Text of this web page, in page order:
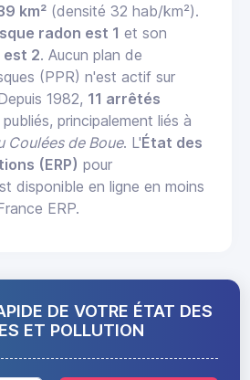
km² (densité 32 hab/km²).
radon est 1 et son
est 2. Aucun plan de
(PPR) n'est actif sur
1982, 11 arrêtés
principalement liés à
Coulées de Boue. L'État des
(ERP) pour
disponible en ligne en moins
ERP.
DE VOTRE ÉTAT DES
ET POLLUTION